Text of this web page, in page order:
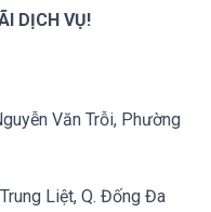
DỊCH VỤ!
Văn Trỗi, Phường
Liệt, Q. Đống Đa